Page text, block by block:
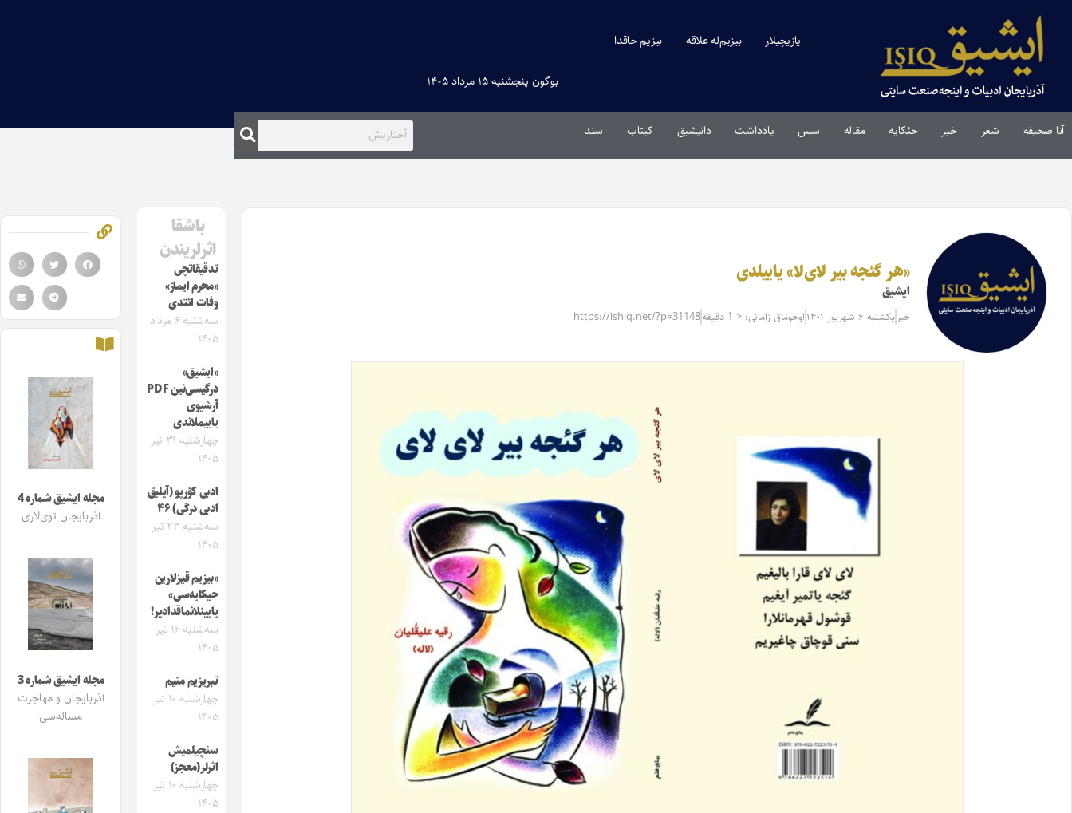
یازیچیلار بیزیم‌له علاقه بیزیم حاقدا
بوگون پنجشنبه ۱۵ مرداد ۱۴۰۵
آنا صحیفه شعر خبر حئکایه مقاله‌ سس یادداشت دانیشیق کیتاب سند
«هر گئجه بیر لای‌لا» یاییلدی
ایشیق
خبر یکشنبه ۶ شهریور ۱۴۰۱ اوخوماق زامانی: < 1 دقیقه https://ishiq.net/?p=31148
باشقا
اثرلریندن
تدقیقاتچی
«محرم ایماز»
وفات ائتدی
سه‌شنبه ۶ مرداد
۱۴۰۵
«ایشیق»
درگیسی‌نین PDF
آرشیوی
یاییملاندی
چهارشنبه ۳۱ تیر
۱۴۰۵
ادبی کؤرپو (آیلیق
ادبی درگی) ۴۶
سه‌شنبه ۲۳ تیر
۱۴۰۵
«بیزیم قیزلارین
حیکایه‌سی»
یایینلانماقدادیر!
سه‌شنبه ۱۶ تیر
۱۴۰۵
تبریزیم منیم
چهارشنبه ۱۰ تیر
۱۴۰۵
سئچیلمیش
اثرلر(معجز)
چهارشنبه ۱۰ تیر
۱۴۰۵
مجله ایشیق شماره 4
آذربایجان توی‌لاری
مجله ایشیق شماره 3
آذربایجان و مهاجرت
مساله‌سی